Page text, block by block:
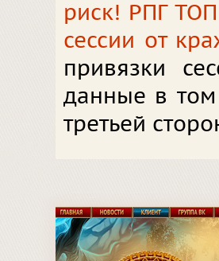
риск! РПГ
сессии от
привязки
данные в том
третьей